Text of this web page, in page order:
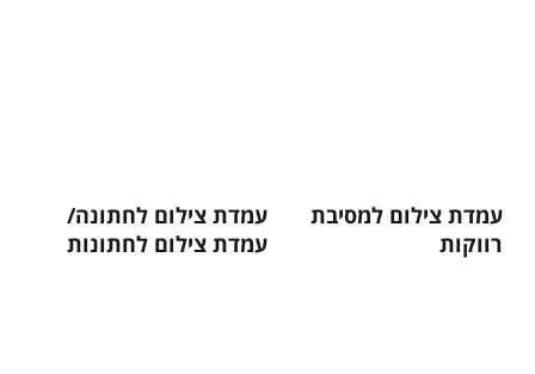
עמדת צילום למסיבת
רווקות
עמדת צילום לחתונה/
עמדת צילום לחתונות